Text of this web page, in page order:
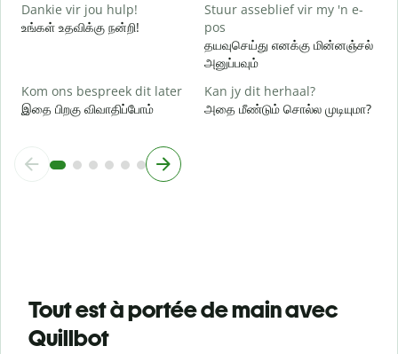
Dankie vir jou hulp!
உங்கள் உதவிக்கு நன்றி!
Stuur asseblief vir my 'n e-
pos
தயவுசெய்து எனக்கு மின்னஞ்சல்
அனுப்பவும்
Kom ons bespreek dit later
இதை பிறகு விவாதிப்போம்
Kan jy dit herhaal?
அதை மீண்டும் சொல்ல முடியுமா?
Tout est à portée de main avec
Quillbot